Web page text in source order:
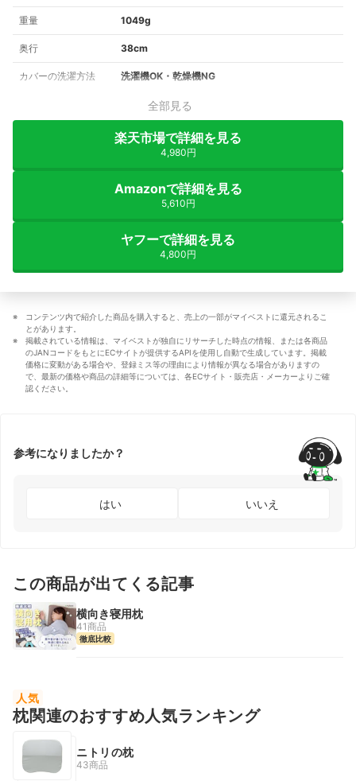
重量 1049g
奥行 38cm
カバーの洗濯方法 洗濯機OK・乾燥機NG
全部見る
楽天市場で詳細を見る
4,980円
Amazonで詳細を見る
5,610円
ヤフーで詳細を見る
4,800円
コンテンツ内で紹介した商品を購入すると、売上の一部がマイベストに還元されるこ
とがあります。
掲載されている情報は、マイベストが独自にリサーチした時点の情報、または各商品
のJANコードをもとにECサイトが提供するAPIを使用し自動で生成しています。掲載
価格に変動がある場合や、登録ミス等の理由により情報が異なる場合がありますの
で、最新の価格や商品の詳細等については、各ECサイト・販売店・メーカーよりご確
認ください。
参考になりましたか？
はい いいえ
この商品が出てくる記事
横向き寝用枕
41商品
徹底比較
人気
枕関連のおすすめ人気ランキング
ニトリの枕
43商品